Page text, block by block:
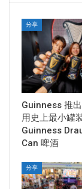
分享
Guinness 推
用史上最小罐
Guinness
Can 啤酒
分享